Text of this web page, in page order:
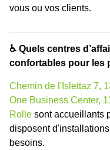
vous ou vos clients.
♿ Quels centres
confortables pour les
Chemin de l'Islettaz 7,
One Business Center,
Rolle sont accueillants
disposent
besoins.